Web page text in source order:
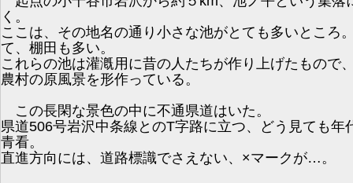
く。
ここは、その地名の通り小さな池がとても多いところ
て、棚田も多い。
これらの池は灌漑用に昔の人たちが作り上げたもので
農村の原風景を形作っている。
この長閑な景色の中に不通県道はいた。
県道506号岩沢中条線とのT字路に立つ、どう見ても年
青看。
直進方向には、道路標識でさえない、×マークが…。